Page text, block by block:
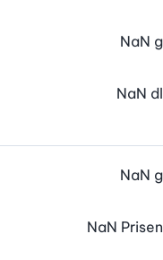
NaN g
NaN dl
NaN g
NaN Prisen